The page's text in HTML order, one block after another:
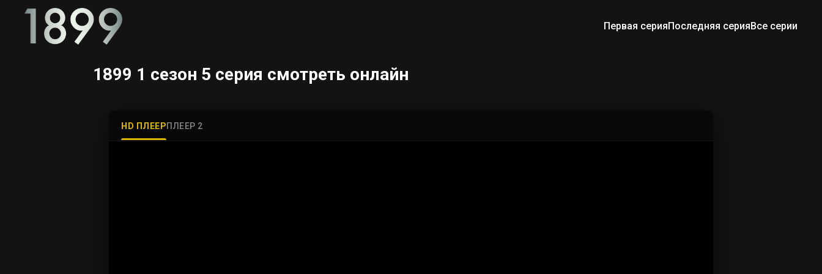
Первая серияПоследняя серияВсе серии
1899 1 сезон 5 серия смотреть онлайн
HD ПЛЕЕРПЛЕЕР 2